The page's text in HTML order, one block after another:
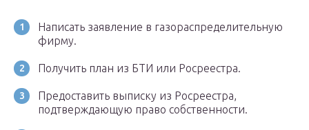
Написать заявление в газораспределительную
фирму.
Получить план из БТИ или Росреестра.
Предоставить выписку из Росреестра,
подтверждающую право собственности.